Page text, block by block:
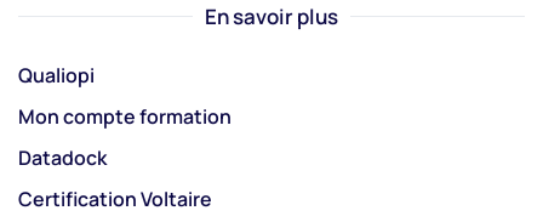
En savoir plus
Qualiopi
Mon compte formation
Datadock
Certification Voltaire